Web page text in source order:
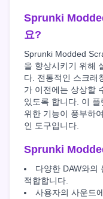
Sprunki
요?
Sprunki Modded
을 향상시키기 위해
다. 전통적인 스크래
가 이전에는 상상할
있도록 합니다. 이
위한 기능이 풍부하
인 도구입니다.
Sprunki
다양한 DAW와의
적합합니다.
사용자의 사운드